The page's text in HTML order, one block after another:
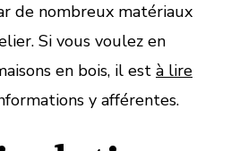
de nombreux matériaux
Si vous voulez en
en bois, il est à lire
y afférentes.